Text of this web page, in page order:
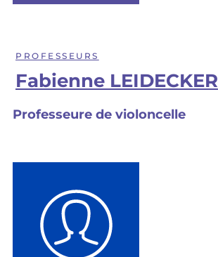
PROFESSEURS
Fabienne LEIDECKER
Professeure de violoncelle